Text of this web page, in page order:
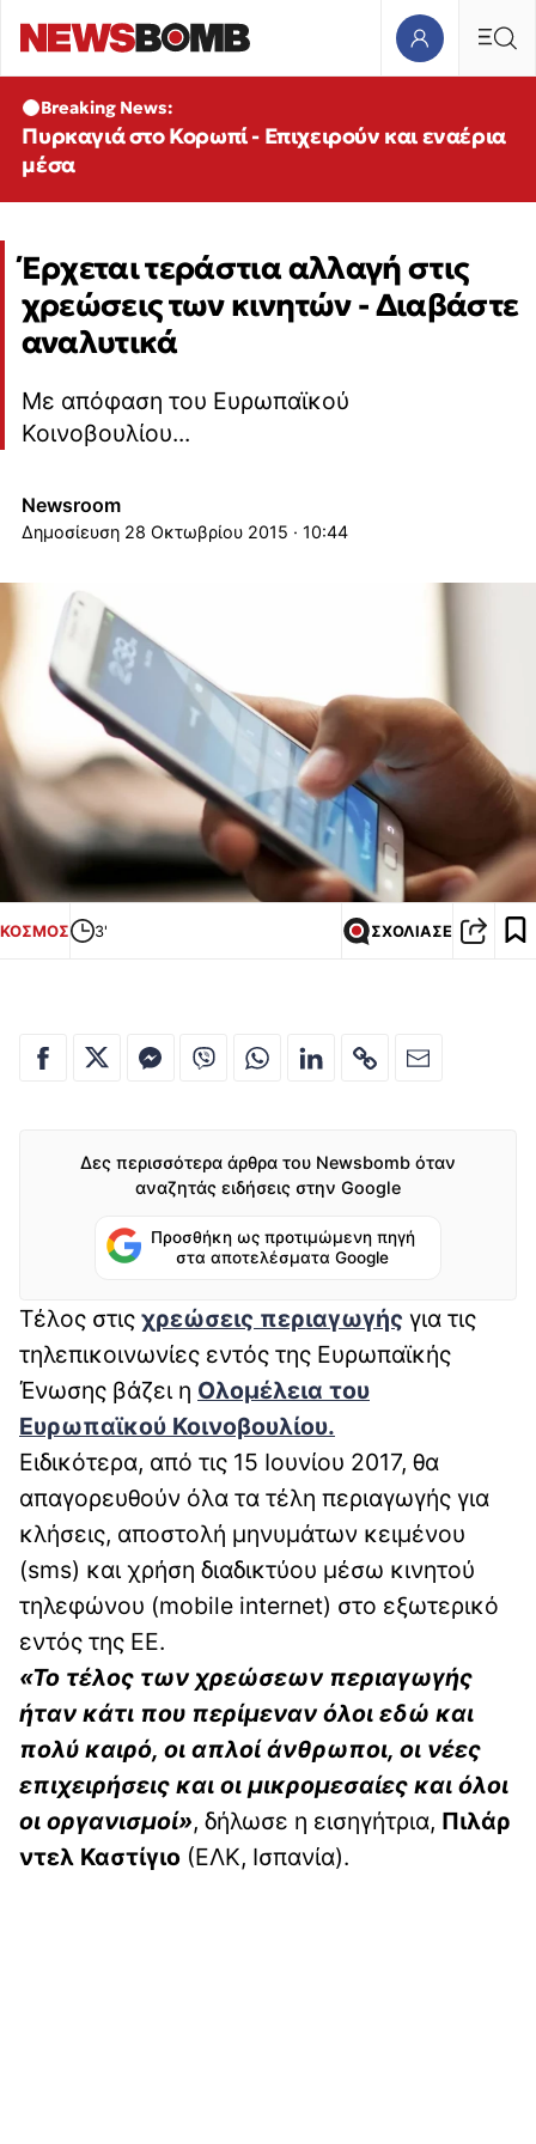
Breaking News:
Πυρκαγιά στο Κορωπί - Επιχειρούν και εναέρια
μέσα
Έρχεται τεράστια αλλαγή στις
χρεώσεις των κινητών - Διαβάστε
αναλυτικά
Με απόφαση του Ευρωπαϊκού
Κοινοβουλίου...
Newsroom
28 Οκτωβρίου 2015 · 10:44
ΚΟΣΜΟΣ 3' ΣΧΟΛΙΑΣΕ
Δες περισσότερα άρθρα του Newsbomb όταν
αναζητάς ειδήσεις στην Google
Προσθήκη ως προτιμώμενη πηγή
στα αποτελέσματα Google
Τέλος στις χρεώσεις περιαγωγής για τις
τηλεπικοινωνίες εντός της Ευρωπαϊκής
Ένωσης βάζει η Ολομέλεια του
Ευρωπαϊκού Κοινοβουλίου.
Ειδικότερα, από τις 15 Ιουνίου 2017, θα
απαγορευθούν όλα τα τέλη περιαγωγής για
κλήσεις, αποστολή μηνυμάτων κειμένου
(sms) και χρήση διαδικτύου μέσω κινητού
τηλεφώνου (mobile internet) στο εξωτερικό
εντός της ΕΕ.
«Το τέλος των χρεώσεων περιαγωγής
ήταν κάτι που περίμεναν όλοι εδώ και
πολύ καιρό, οι απλοί άνθρωποι, οι νέες
επιχειρήσεις και οι μικρομεσαίες και όλοι
οι οργανισμοί», δήλωσε η εισηγήτρια, Πιλάρ
ντελ Καστίγιο (ΕΛΚ, Ισπανία).